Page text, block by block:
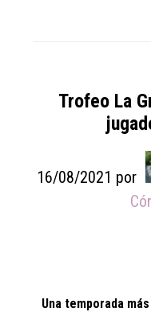
Trofeo La
16/08/2021 por
Una temporada